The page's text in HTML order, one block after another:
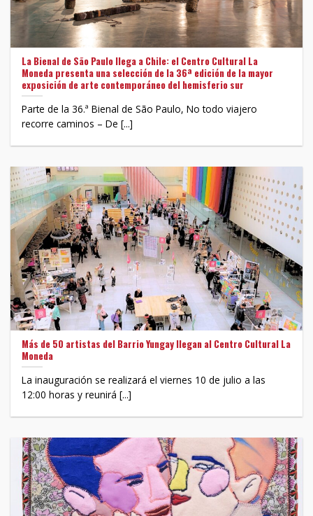
La Bienal de São Paulo llega a Chile: el Centro Cultural La
Moneda presenta una selección de la 36ª edición de la mayor
exposición de arte contemporáneo del hemisferio sur
Parte de la 36.ª Bienal de São Paulo, No todo viajero
recorre caminos – De [...]
Más de 50 artistas del Barrio Yungay llegan al Centro Cultural La
Moneda
La inauguración se realizará el viernes 10 de julio a las
12:00 horas y reunirá [...]